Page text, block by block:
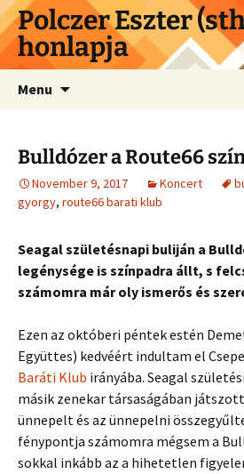
Skip
to
content
Polczer Eszter
honlapja
Menu
Bulldózer a Route66
November 9, 2017 Koncert
gyorgy, route66 barati klub
Seagal születésnapi buliján a
legénysége is színpadra állt, s
számomra már oly ismerős és
Ezen az októberi péntek estén
Együttes) kedvéért indultam el
Baráti Klub irányába. Seagal
másik zenekar társaságában
ünnepelt és az ünnepelni
fénypontja számomra mégsem a
sokkal inkább az a hihetetlen